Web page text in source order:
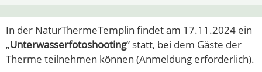
In der NaturThermeTemplin findet am 17.11.2024 ein
„Unterwasserfotoshooting“ statt, bei dem Gäste der
Therme teilnehmen können (Anmeldung erforderlich).